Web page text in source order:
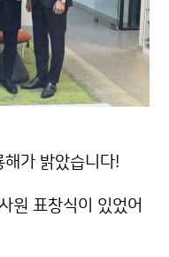
가 밝았습니다!
원 표창식이 있었어